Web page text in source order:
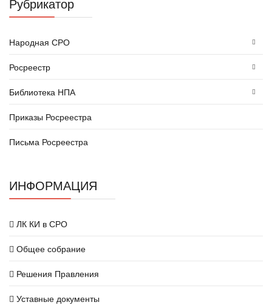
Народная СРО
Росреестр
Библиотека НПА
Приказы Росреестра
Письма Росреестра
ИНФОРМАЦИЯ
ЛК КИ в СРО
Общее собрание
Решения Правления
Уставные документы